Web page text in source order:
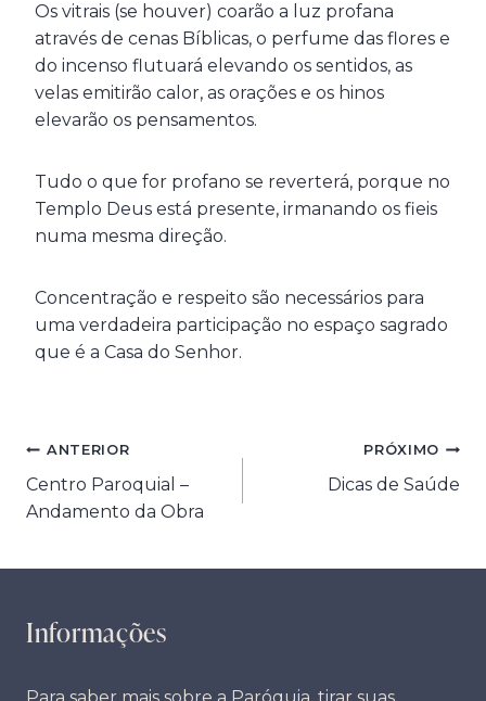
Os vitrais (se houver) coarão a luz profana
através de cenas Bíblicas, o perfume das flores e
do incenso flutuará elevando os sentidos, as
velas emitirão calor, as orações e os hinos
elevarão os pensamentos.
Tudo o que for profano se reverterá, porque no
Templo Deus está presente, irmanando os fieis
numa mesma direção.
Concentração e respeito são necessários para
uma verdadeira participação no espaço sagrado
que é a Casa do Senhor.
Navegação
de
ANTERIOR
Centro Paroquial –
Andamento da Obra
PRÓXIMO
Dicas de Saúde
Informações